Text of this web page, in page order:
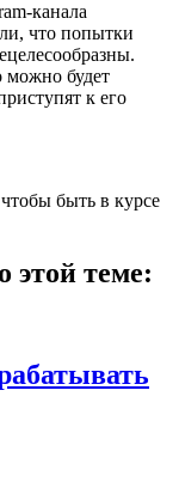
канала
что попытки
можно будет
к его
быть в курсе
этой теме: